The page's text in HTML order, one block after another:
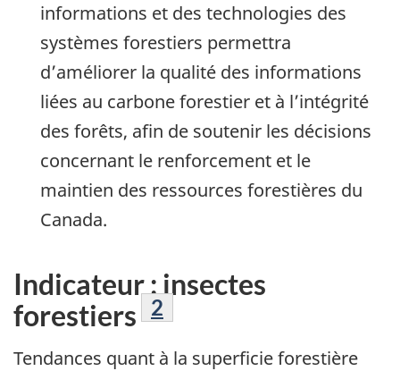
informations et des technologies des
systèmes forestiers permettra
d’améliorer la qualité des informations
liées au carbone forestier et à l’intégrité
des forêts, afin de soutenir les décisions
concernant le renforcement et le
maintien des ressources forestières du
Canada.
Indicateur : insectes
forestiers
Note de bas de page
2
Tendances quant à la superficie forestière